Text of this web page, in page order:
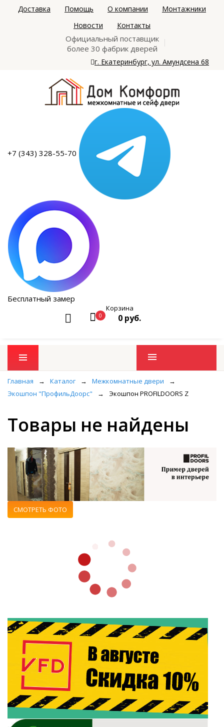
Доставка Помощь О компании
Монтажники
Новости
Контакты
Официальный поставщик
более 30 фабрик дверей
г. Екатеринбург, ул. Амундсена 68
+7 (343) 328-55-70
Бесплатный замер
0
Корзина
0 руб.
Промо товары
Главная → Каталог → Межкомнатные двери
→
Экошпон "ПрофильДоорс"
→ Экошпон PROFILDOORS Z
Товары не найдены
СМОТРЕТЬ ФОТО